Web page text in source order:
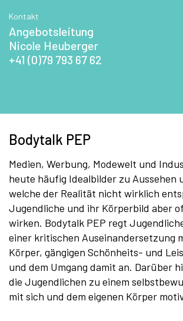
Kontakt
Angebotsleitung
Nicole Heuberger
+41 (0)79 793 67 62
Bodytalk PEP
Medien, Werbung, Modewelt und
heute häufig Idealbilder zu Aussehen
welche der Realität nicht wirklich
Jugendliche und ihr Körperbild aber
wirken. Bodytalk PEP regt
einer kritischen Auseinandersetzung
Körper, gängigen Schönheits- und
und dem Umgang damit an. Darüber
die Jugendlichen zu einem
mit sich und dem eigenen Körper